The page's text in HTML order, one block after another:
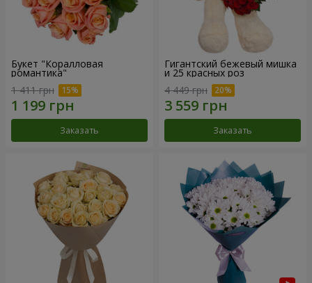
Букет "Коралловая
романтика"
1 411 грн
Заказать
Гигантский бежевый мишка
и 25 красных роз
4 449 грн
Заказать